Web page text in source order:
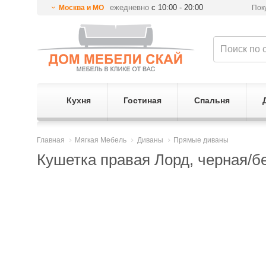
Москва и МО ежедневнос 10:00 - 20:00
Кухня Гостиная Спальня
Главная Мягкая Мебель Диваны Прямые диваны
Кушетка правая Лорд, черная/